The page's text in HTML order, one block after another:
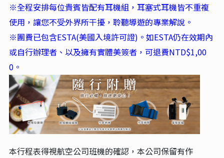
※全程安排每位貴賓皆配有耳機組，耳塞式耳機皆不重複
使用，讓您不受外界所干擾，聆聽導遊的專業解說。
※團費已包含ESTA(美國入境許可證)。如ESTA仍在效期內
或自行辦理者、以及擁有實體美簽者，可退費NTD$1,00
0。
本行程表得視航空公司班機的確認，本公司保留有作